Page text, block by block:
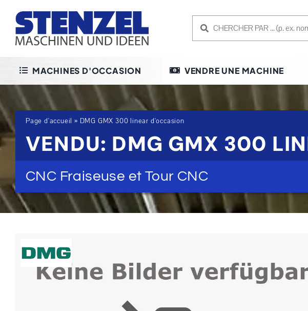
content
MACHINES D'OCCASION VENDRE UNE MACHINE
Page d'accueil » DMG GMX 300 linear d'occasion
VENDU: DMG GMX 300
CNC Fraiseuse et Tour CNC